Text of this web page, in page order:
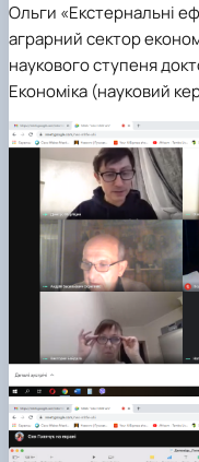
Ольги «Екстернальні
аграрний сектор
наукового ступеня
Економіка (науковий